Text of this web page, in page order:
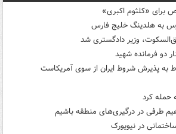
وزیر دادگستری شد
دو فرمانده شهید
به پذیرش شروط ایران از سوی آمریکاست
حمله کرد
طرفی در درگیری‌های منطقه باشیم
در نیویورک